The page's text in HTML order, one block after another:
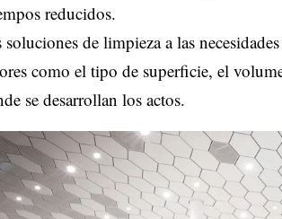
reducidos.
de limpieza a las
como el tipo de superficie, el
se desarrollan los actos.